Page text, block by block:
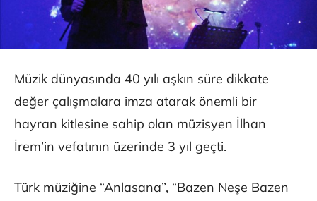
Müzik dünyasında 40 yılı aşkın süre dikkate
değer çalışmalara imza atarak önemli bir
hayran kitlesine sahip olan müzisyen İlhan
İrem’in vefatının üzerinde 3 yıl geçti.
Türk müziğine “Anlasana”, “Bazen Neşe Bazen